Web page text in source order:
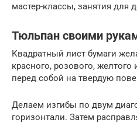
мастер-классы, занятия для
Тюльпан своими
Квадратный лист бумаги
красного, розового,
перед собой на твердую
Делаем изгибы по двум
горизонтали. Затем